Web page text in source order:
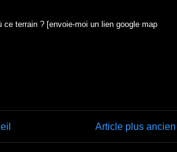
terrain ? [envoie-moi un lien google map
Article plus ancien